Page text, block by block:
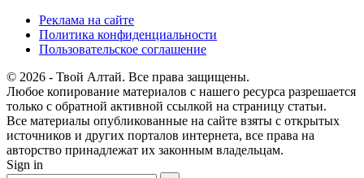
Реклама на сайте
Политика конфиденциальности
Пользовательское соглашение
© 2026 - Твой Алтай. Все права защищены.
Любое копирование материалов с нашего ресурса разрешается
только с обратной активной ссылкой на страницу статьи.
Все материалы опубликованные на сайте взяты с открытых
источников и других порталов интернета, все права на
авторство принадлежат их законным владельцам.
Sign in